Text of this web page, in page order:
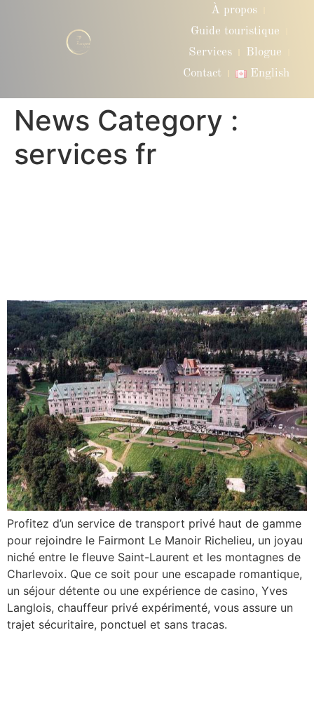
À propos
Guide touristique
Services
Blogue
Contact
English
News Category :
services fr
Profitez d’un service de transport privé haut de gamme
pour rejoindre le Fairmont Le Manoir Richelieu, un joyau
niché entre le fleuve Saint-Laurent et les montagnes de
Charlevoix. Que ce soit pour une escapade romantique,
un séjour détente ou une expérience de casino, Yves
Langlois, chauffeur privé expérimenté, vous assure un
trajet sécuritaire, ponctuel et sans tracas.